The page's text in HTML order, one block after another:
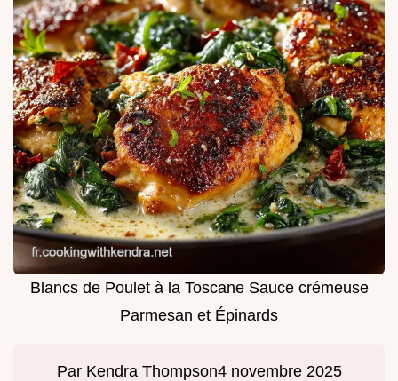
Blancs de Poulet à la Toscane Sauce crémeuse
Parmesan et Épinards
Par Kendra Thompson4 novembre 2025